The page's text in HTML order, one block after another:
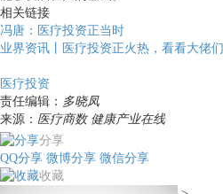
相关链接
冯唐：医疗投资正当时
业界资讯丨医疗投资正火热，看看大佬
医疗投资
责任编辑： 多晓凤
来源： 医疗商数 健康产业在线
分享
QQ分享 微博分享 微信分享
收藏